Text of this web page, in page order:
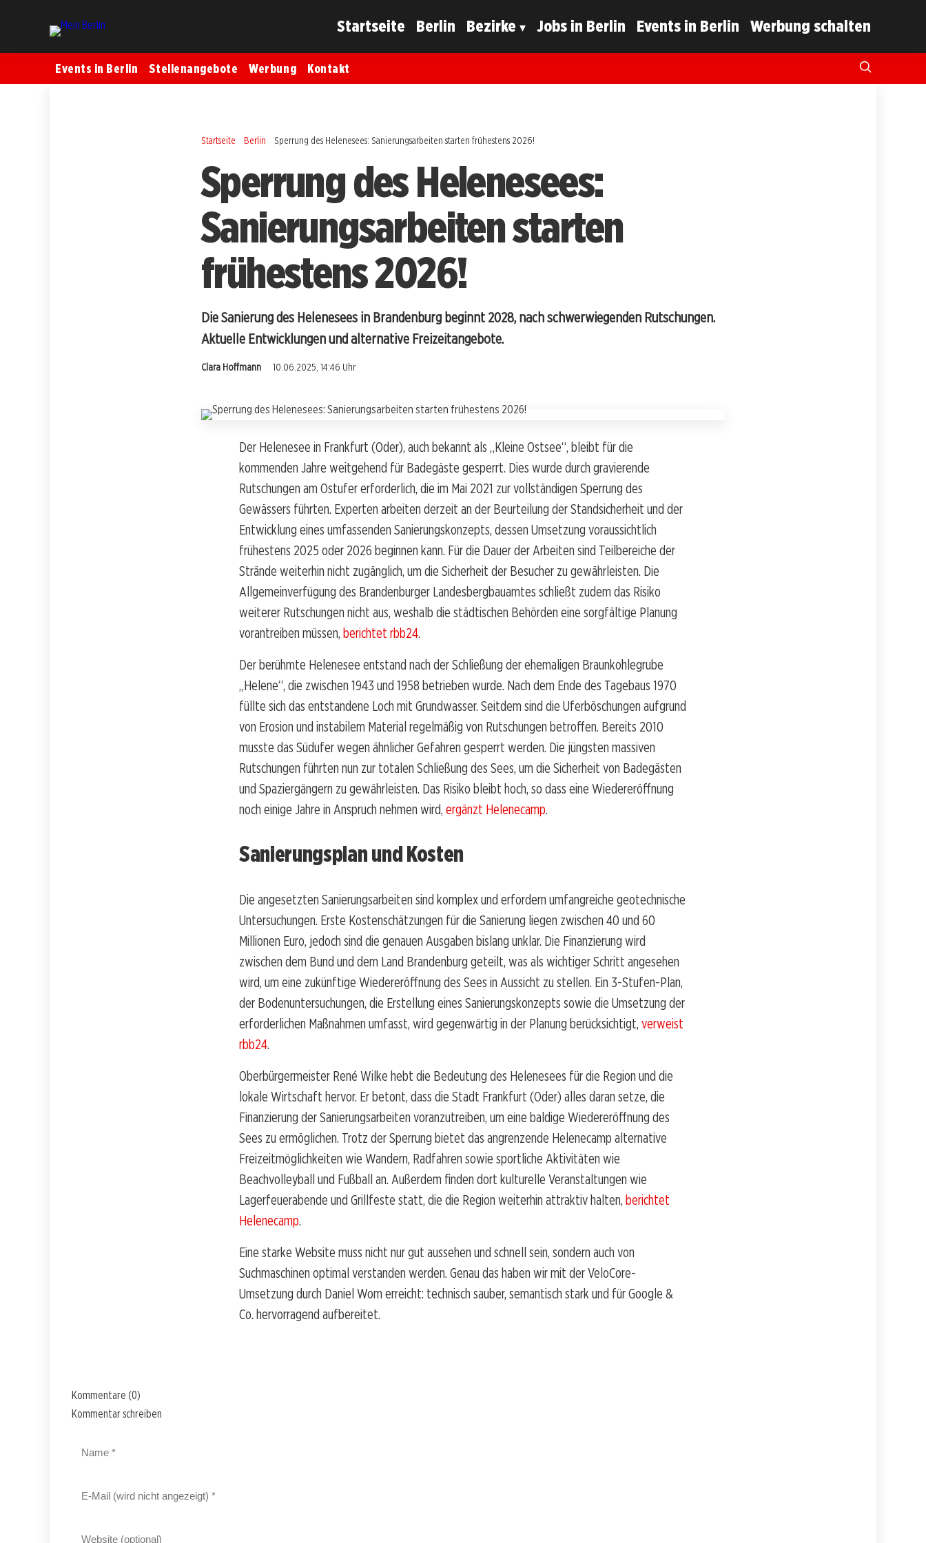
Startseite Berlin Bezirke Jobs in Berlin Events in Berlin Werbung schalten
Events in Berlin Stellenangebote Werbung Kontakt
Startseite Berlin Sperrung des Helenesees: Sanierungsarbeiten starten frühestens 2026!
Sperrung des Helenesees:
Sanierungsarbeiten starten
frühestens 2026!
Die Sanierung des Helenesees in Brandenburg beginnt 2028, nach schwerwiegenden Rutschungen.
Aktuelle Entwicklungen und alternative Freizeitangebote.
Clara Hoffmann 10.06.2025, 14:46 Uhr
Der Helenesee in Frankfurt (Oder), auch bekannt als „Kleine Ostsee“, bleibt für die
kommenden Jahre weitgehend für Badegäste gesperrt. Dies wurde durch gravierende
Rutschungen am Ostufer erforderlich, die im Mai 2021 zur vollständigen Sperrung des
Gewässers führten. Experten arbeiten derzeit an der Beurteilung der Standsicherheit und der
Entwicklung eines umfassenden Sanierungskonzepts, dessen Umsetzung voraussichtlich
frühestens 2025 oder 2026 beginnen kann. Für die Dauer der Arbeiten sind Teilbereiche der
Strände weiterhin nicht zugänglich, um die Sicherheit der Besucher zu gewährleisten. Die
Allgemeinverfügung des Brandenburger Landesbergbauamtes schließt zudem das Risiko
weiterer Rutschungen nicht aus, weshalb die städtischen Behörden eine sorgfältige Planung
vorantreiben müssen, berichtet rbb24.
Der berühmte Helenesee entstand nach der Schließung der ehemaligen Braunkohlegrube
„Helene“, die zwischen 1943 und 1958 betrieben wurde. Nach dem Ende des Tagebaus 1970
füllte sich das entstandene Loch mit Grundwasser. Seitdem sind die Uferböschungen aufgrund
von Erosion und instabilem Material regelmäßig von Rutschungen betroffen. Bereits 2010
musste das Südufer wegen ähnlicher Gefahren gesperrt werden. Die jüngsten massiven
Rutschungen führten nun zur totalen Schließung des Sees, um die Sicherheit von Badegästen
und Spaziergängern zu gewährleisten. Das Risiko bleibt hoch, so dass eine Wiedereröffnung
noch einige Jahre in Anspruch nehmen wird, ergänzt Helenecamp.
Sanierungsplan und Kosten
Die angesetzten Sanierungsarbeiten sind komplex und erfordern umfangreiche geotechnische
Untersuchungen. Erste Kostenschätzungen für die Sanierung liegen zwischen 40 und 60
Millionen Euro, jedoch sind die genauen Ausgaben bislang unklar. Die Finanzierung wird
zwischen dem Bund und dem Land Brandenburg geteilt, was als wichtiger Schritt angesehen
wird, um eine zukünftige Wiedereröffnung des Sees in Aussicht zu stellen. Ein 3-Stufen-Plan,
der Bodenuntersuchungen, die Erstellung eines Sanierungskonzepts sowie die Umsetzung der
erforderlichen Maßnahmen umfasst, wird gegenwärtig in der Planung berücksichtigt, verweist
rbb24.
Oberbürgermeister René Wilke hebt die Bedeutung des Helenesees für die Region und die
lokale Wirtschaft hervor. Er betont, dass die Stadt Frankfurt (Oder) alles daran setze, die
Finanzierung der Sanierungsarbeiten voranzutreiben, um eine baldige Wiedereröffnung des
Sees zu ermöglichen. Trotz der Sperrung bietet das angrenzende Helenecamp alternative
Freizeitmöglichkeiten wie Wandern, Radfahren sowie sportliche Aktivitäten wie
Beachvolleyball und Fußball an. Außerdem finden dort kulturelle Veranstaltungen wie
Lagerfeuerabende und Grillfeste statt, die die Region weiterhin attraktiv halten, berichtet
Helenecamp.
Eine starke Website muss nicht nur gut aussehen und schnell sein, sondern auch von
Suchmaschinen optimal verstanden werden. Genau das haben wir mit der VeloCore-
Umsetzung durch Daniel Wom erreicht: technisch sauber, semantisch stark und für Google &
Co. hervorragend aufbereitet.
Kommentare (0)
Kommentar schreiben